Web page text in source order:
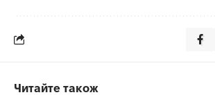
Читайте також